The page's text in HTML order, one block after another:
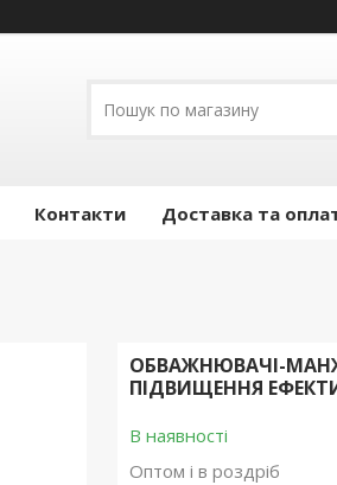
Контакти Доставка та
ОБВАЖНЮВАЧІ-
ПІДВИЩЕННЯ
В наявності
Оптом і в роздріб